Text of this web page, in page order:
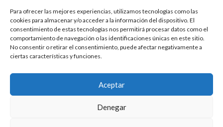
Para ofrecer las mejores experiencias, utilizamos tecnologías como las
cookies para almacenar y/o acceder a la información del dispositivo. El
consentimiento de estas tecnologías nos permitirá procesar datos como el
comportamiento de navegación o las identificaciones únicas en este sitio.
No consentir o retirar el consentimiento, puede afectar negativamente a
ciertas características y funciones.
Aceptar
Denegar